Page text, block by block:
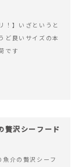
！】いざというと
ど良いサイズの本
です
贅沢シーフード
介の贅沢シーフ